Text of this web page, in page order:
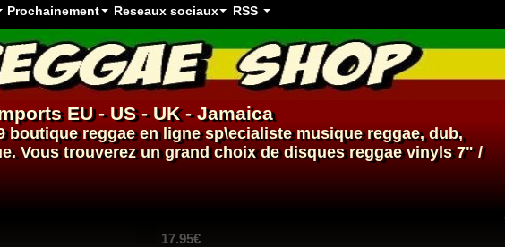
Prochainement Reseaux sociaux RSS
EU - US - UK - Jamaica
boutique reggae en lignesp\ecialistemusique reggae,dub,
Vous trouverez un grand choix dedisques reggae vinyls7" /
14.95€